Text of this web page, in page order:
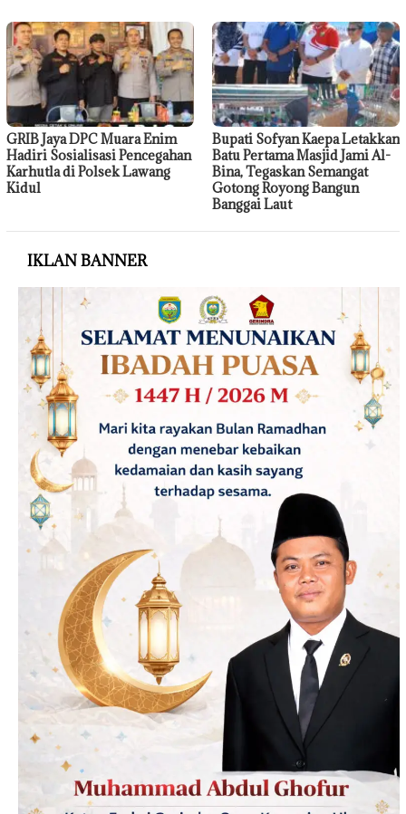
GRIB Jaya DPC Muara Enim
Hadiri Sosialisasi Pencegahan
Karhutla di Polsek Lawang
Kidul
Bupati Sofyan Kaepa Letakkan
Batu Pertama Masjid Jami Al-
Bina, Tegaskan Semangat
Gotong Royong Bangun
Banggai Laut
IKLAN BANNER